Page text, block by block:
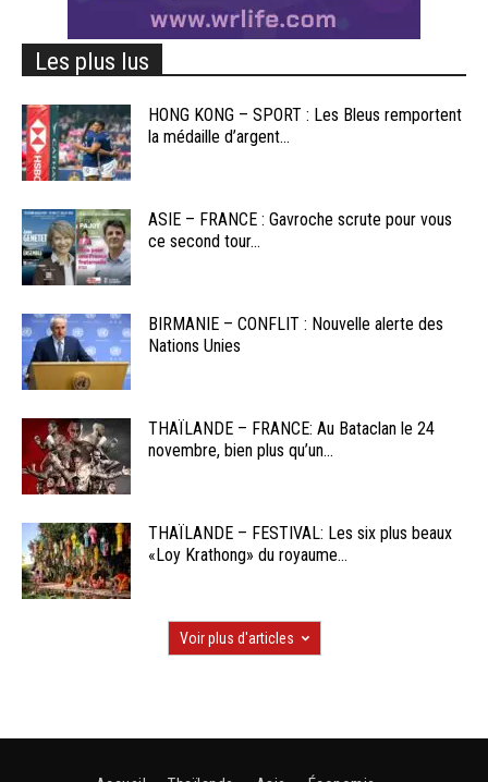
Les plus lus
HONG KONG – SPORT : Les Bleus remportent
la médaille d’argent...
ASIE – FRANCE : Gavroche scrute pour vous
ce second tour...
BIRMANIE – CONFLIT : Nouvelle alerte des
Nations Unies
THAÏLANDE – FRANCE: Au Bataclan le 24
novembre, bien plus qu’un...
THAÏLANDE – FESTIVAL: Les six plus beaux
«Loy Krathong» du royaume...
Voir plus d'articles